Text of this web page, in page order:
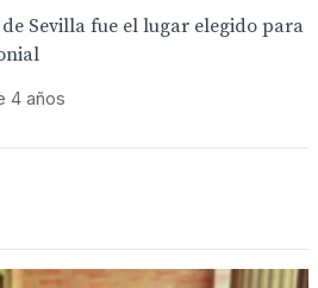
Sevilla fue el lugar elegido para
4 años